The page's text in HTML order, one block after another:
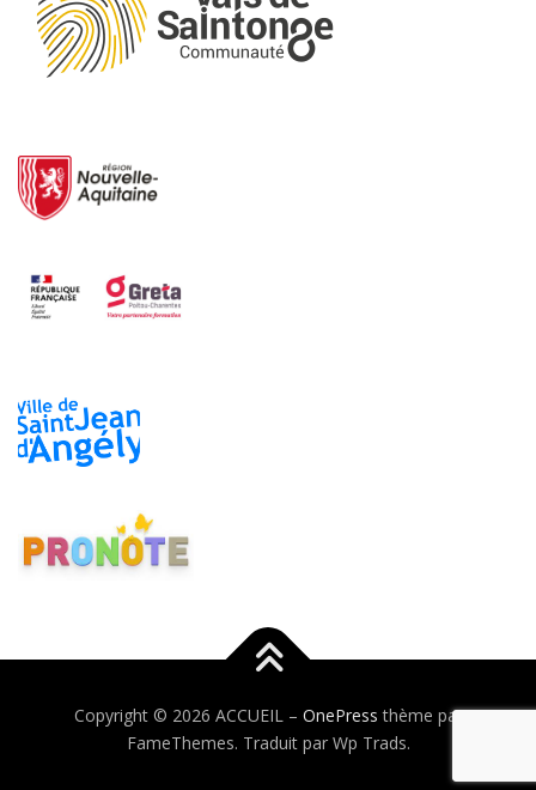
Copyright © 2026 ACCUEIL – OnePress thème par
FameThemes. Traduit par Wp Trads.